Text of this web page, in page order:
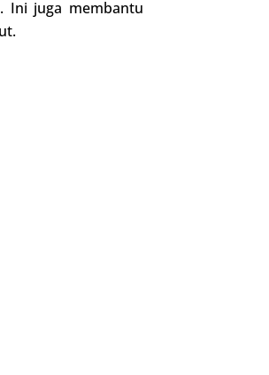
Ini juga membantu